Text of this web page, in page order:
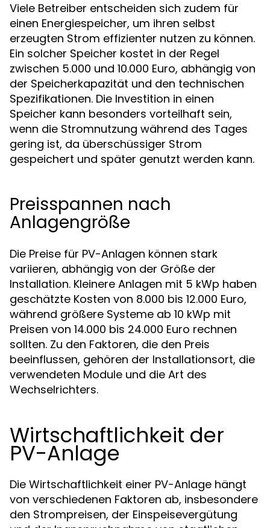
Viele Betreiber entscheiden sich zudem für
einen Energiespeicher, um ihren selbst
erzeugten Strom effizienter nutzen zu können.
Ein solcher Speicher kostet in der Regel
zwischen 5.000 und 10.000 Euro, abhängig von
der Speicherkapazität und den technischen
Spezifikationen. Die Investition in einen
Speicher kann besonders vorteilhaft sein,
wenn die Stromnutzung während des Tages
gering ist, da überschüssiger Strom
gespeichert und später genutzt werden kann.
Preisspannen nach
Anlagengröße
Die Preise für PV-Anlagen können stark
variieren, abhängig von der Größe der
Installation. Kleinere Anlagen mit 5 kWp haben
geschätzte Kosten von 8.000 bis 12.000 Euro,
während größere Systeme ab 10 kWp mit
Preisen von 14.000 bis 24.000 Euro rechnen
sollten. Zu den Faktoren, die den Preis
beeinflussen, gehören der Installationsort, die
verwendeten Module und die Art des
Wechselrichters.
Wirtschaftlichkeit der
PV-Anlage
Die Wirtschaftlichkeit einer PV-Anlage hängt
von verschiedenen Faktoren ab, insbesondere
den Strompreisen, der Einspeisevergütung